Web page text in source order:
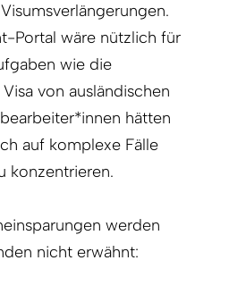
Portal wäre nützlich für
wie die
von ausländischen
hätten
auf komplexe Fälle
konzentrieren.
werden
nicht erwähnt: